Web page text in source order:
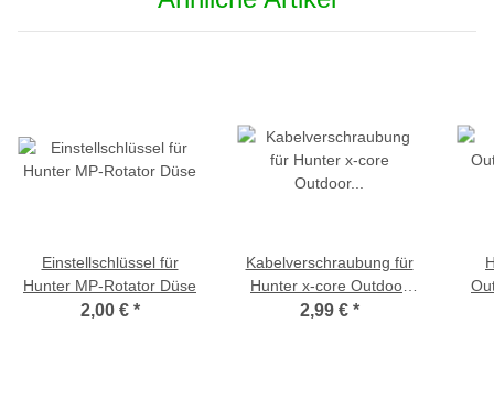
Einstellschlüssel für
Hunter MP-Rotator Düse
2,00 € *
Kabelverschraubung für
Hunter x-core Outdoor
Steuerung 2 Stk.
2,99 € *